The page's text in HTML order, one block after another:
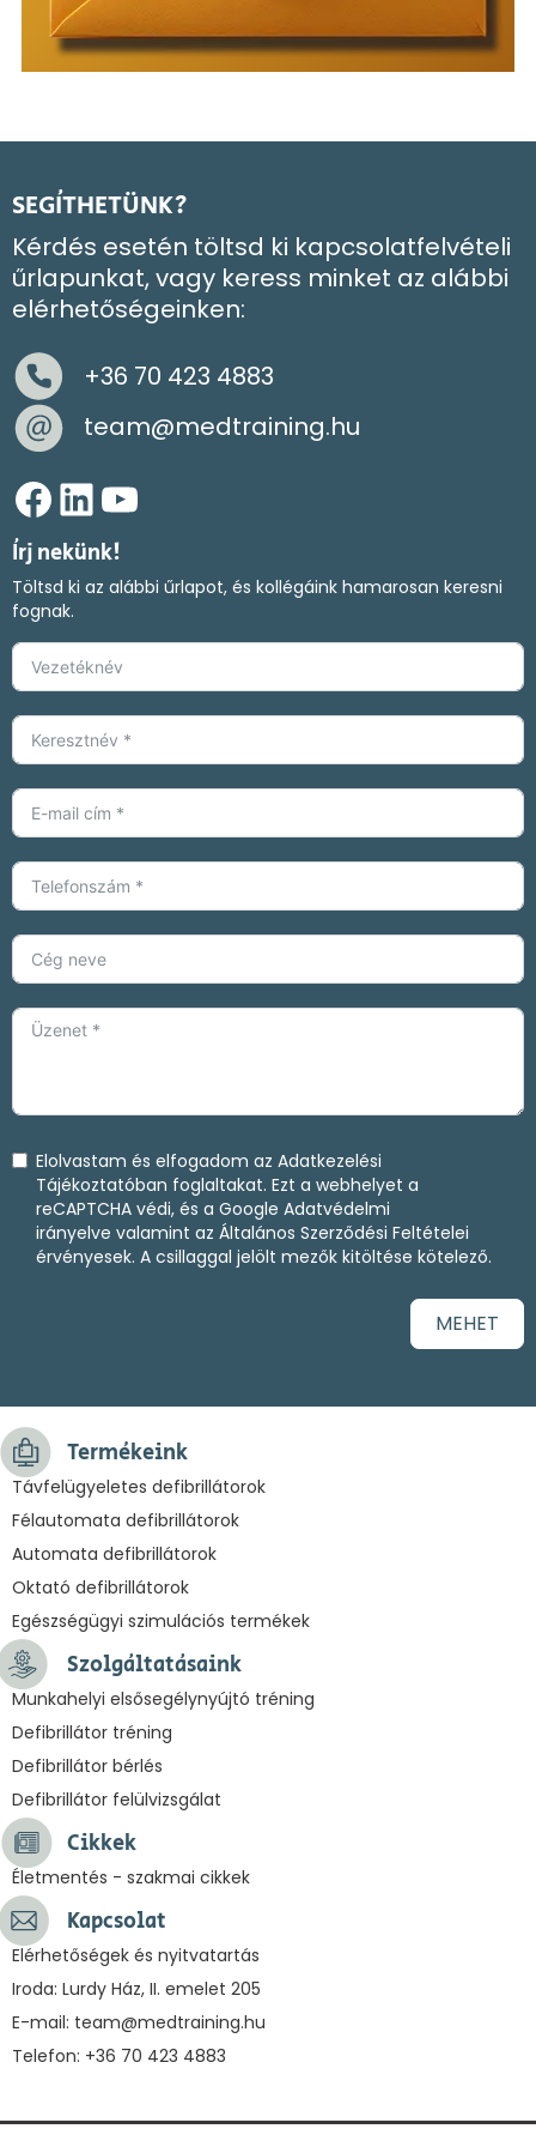
SEGÍTHETÜNK?
Kérdés esetén töltsd ki kapcsolatfelvételi
űrlapunkat, vagy keress minket az alábbi
elérhetőségeinken:
+36 70 423 4883
team@medtraining.hu
Facebook LinkedIn YouTube
Írj nekünk!
Töltsd ki az alábbi űrlapot, és kollégáink hamarosan keresni
fognak.
Elolvastam és elfogadom az Adatkezelési
Tájékoztatóban foglaltakat. Ezt a webhelyet a
reCAPTCHA védi, és a Google Adatvédelmi
irányelve valamint az Általános Szerződési Feltételei
érvényesek. A csillaggal jelölt mezők kitöltése kötelező.
MEHET
Termékeink
Távfelügyeletes defibrillátorok
Félautomata defibrillátorok
Automata defibrillátorok
Oktató defibrillátorok
Egészségügyi szimulációs termékek
Szolgáltatásaink
Munkahelyi elsősegélynyújtó tréning
Defibrillátor tréning
Defibrillátor bérlés
Defibrillátor felülvizsgálat
Cikkek
Életmentés - szakmai cikkek
Kapcsolat
Elérhetőségek és nyitvatartás
Iroda: Lurdy Ház, II. emelet 205
E-mail: team@medtraining.hu
Telefon: +36 70 423 4883